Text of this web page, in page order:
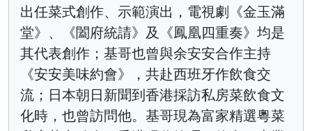
出任菜式創作、示範演出，電視劇《金玉滿
堂》、《闔府統請》及《鳳凰四重奏》均是
其代表創作；基哥也曾與余安安合作主持
《安安美味約會》，共赴西班牙作飲食交
流；日本朝日新聞到香港採訪私房菜飲食文
化時，也曾訪問他。基哥現為富家精選粵菜